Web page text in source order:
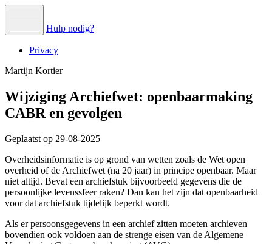
Hulp nodig?
Privacy
Martijn Kortier
Wijziging Archiefwet: openbaarmaking
CABR en gevolgen
Geplaatst op 29-08-2025
Overheidsinformatie is op grond van wetten zoals de Wet open
overheid of de Archiefwet (na 20 jaar) in principe openbaar. Maar
niet altijd. Bevat een archiefstuk bijvoorbeeld gegevens die de
persoonlijke levenssfeer raken? Dan kan het zijn dat openbaarheid
voor dat archiefstuk tijdelijk beperkt wordt.
Als er persoonsgegevens in een archief zitten moeten archieven
bovendien ook voldoen aan de strenge eisen van de Algemene